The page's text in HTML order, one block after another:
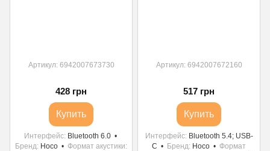
Артикул: 6942007673730
428 грн
Купить
Интерфейс
Bluetooth 6.0
Бренд Hoco
Формат акустики
Артикул: 6942007672160
517 грн
Купить
Интерфейс
Bluetooth 5.4; USB-
С
Бренд Hoco
Формат